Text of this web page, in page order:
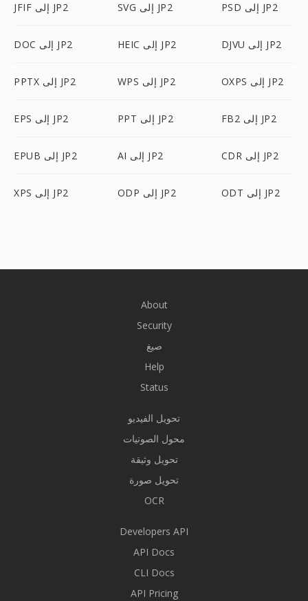
JFIF إلى JP2 SVG إلى JP2 PSD إلى JP2
DOC إلى JP2 HEIC إلى JP2 DJVU إلى JP2
PPTX إلى JP2 WPS إلى JP2 OXPS إلى JP2
EPS إلى JP2 PPT إلى JP2 FB2 إلى JP2
EPUB إلى JP2 AI إلى JP2 CDR إلى JP2
XPS إلى JP2 ODP إلى JP2 ODT إلى JP2
About
Security
صيغ
Help
Status
تحويل الفيديو
محول الصوتيات
تحويل وثيقة
تحويل صورة
OCR
Developers API
API Docs
CLI Docs
API Pricing